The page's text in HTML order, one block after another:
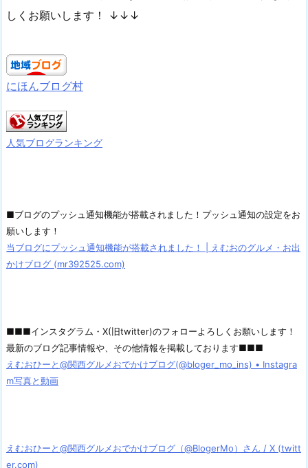
しくお願いします！ ↓↓↓
にほんブログ村
人気ブログランキング
■ブログのプッシュ通知機能が搭載されました！プッシュ通知の設定をお
願いします！
当ブログにプッシュ通知機能が搭載されました！ | えむおのグルメ・お出
かけブログ (mr392525.com)
■■■インスタグラム・X(旧twitter)のフォローよろしくお願いします！
最新のブログ記事情報や、その他情報を掲載しております■■■
えむおひーと@関西グルメおでかけブログ(@bloger_mo_ins) • Instagra
m写真と動画
えむおひーと@関西グルメおでかけブログ（@BlogerMo）さん / X (twitt
er.com)